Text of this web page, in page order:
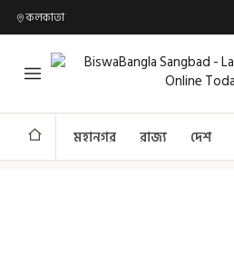
কলকাতা
মহানগর রাজ্য দেশ